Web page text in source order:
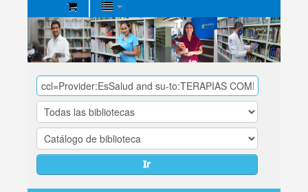
Biblioteca
Central
EsSalud
Ir